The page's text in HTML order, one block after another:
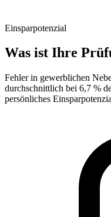
Einsparpotenzial
Was ist Ihre
Fehler in gewerblichen
durchschnittlich bei 6,7 %
persönliches